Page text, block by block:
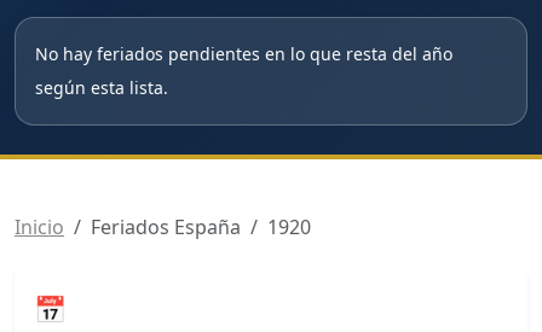
No hay feriados pendientes en lo que resta del año
según esta lista.
Inicio Feriados España 1920
📅